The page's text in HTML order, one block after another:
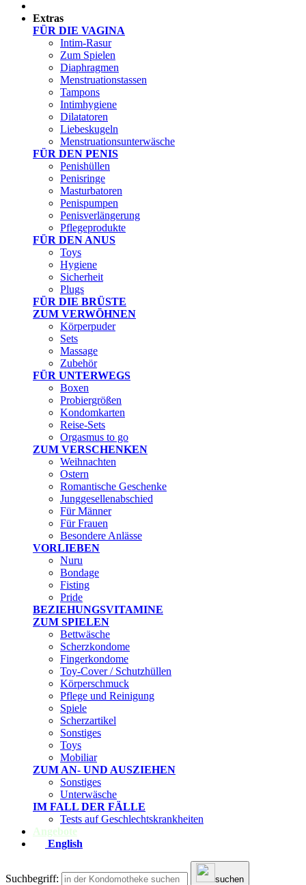
Extras
FÜR DIE VAGINA
Intim-Rasur
Zum Spielen
Diaphragmen
Menstruationstassen
Tampons
Intimhygiene
Dilatatoren
Liebeskugeln
Menstruationsunterwäsche
FÜR DEN PENIS
Penishüllen
Penisringe
Masturbatoren
Penispumpen
Penisverlängerung
Pflegeprodukte
FÜR DEN ANUS
Toys
Hygiene
Sicherheit
Plugs
FÜR DIE BRÜSTE
ZUM VERWÖHNEN
Körperpuder
Sets
Massage
Zubehör
FÜR UNTERWEGS
Boxen
Probiergrößen
Kondomkarten
Reise-Sets
Orgasmus to go
ZUM VERSCHENKEN
Weihnachten
Ostern
Romantische Geschenke
Junggesellenabschied
Für Männer
Für Frauen
Besondere Anlässe
VORLIEBEN
Nuru
Bondage
Fisting
Pride
BEZIEHUNGSVITAMINE
ZUM SPIELEN
Bettwäsche
Scherzkondome
Fingerkondome
Toy-Cover / Schutzhüllen
Körperschmuck
Pflege und Reinigung
Spiele
Scherzartikel
Sonstiges
Toys
Mobiliar
ZUM AN- UND AUSZIEHEN
Sonstiges
Unterwäsche
IM FALL DER FÄLLE
Tests auf Geschlechtskrankheiten
Angebote
English
Suchbegriff: suchen